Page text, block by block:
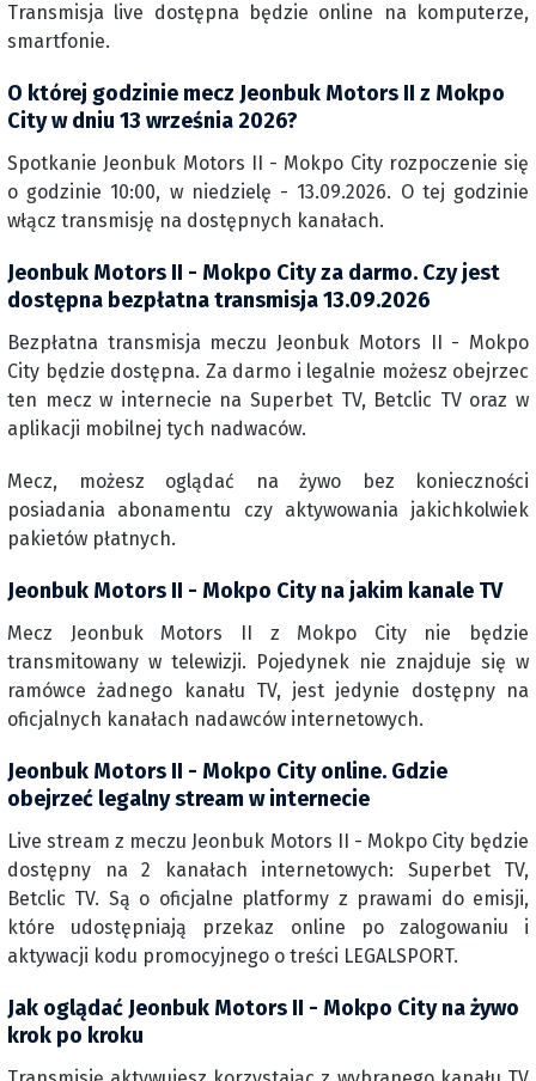
Transmisja live dostępna będzie online na komputerze,
smartfonie.
O której godzinie mecz Jeonbuk Motors II z Mokpo
City w dniu 13 września 2026?
Spotkanie Jeonbuk Motors II - Mokpo City rozpoczenie się
o godzinie 10:00, w niedzielę - 13.09.2026. O tej godzinie
włącz transmisję na dostępnych kanałach.
Jeonbuk Motors II - Mokpo City za darmo. Czy jest
dostępna bezpłatna transmisja 13.09.2026
Bezpłatna transmisja meczu Jeonbuk Motors II - Mokpo
City będzie dostępna. Za darmo i legalnie możesz obejrzec
ten mecz w internecie na Superbet TV, Betclic TV oraz w
aplikacji mobilnej tych nadwaców.
Mecz, możesz oglądać na żywo bez konieczności
posiadania abonamentu czy aktywowania jakichkolwiek
pakietów płatnych.
Jeonbuk Motors II - Mokpo City na jakim kanale TV
Mecz Jeonbuk Motors II z Mokpo City nie będzie
transmitowany w telewizji. Pojedynek nie znajduje się w
ramówce żadnego kanału TV, jest jedynie dostępny na
oficjalnych kanałach nadawców internetowych.
Jeonbuk Motors II - Mokpo City online. Gdzie
obejrzeć legalny stream w internecie
Live stream z meczu Jeonbuk Motors II - Mokpo City będzie
dostępny na 2 kanałach internetowych: Superbet TV,
Betclic TV. Są o oficjalne platformy z prawami do emisji,
które udostępniają przekaz online po zalogowaniu i
aktywacji kodu promocyjnego o treści LEGALSPORT.
Jak oglądać Jeonbuk Motors II - Mokpo City na żywo
krok po kroku